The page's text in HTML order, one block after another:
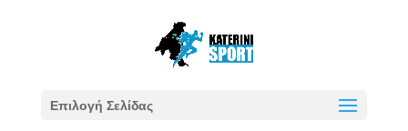
Επιλογή Σελίδας